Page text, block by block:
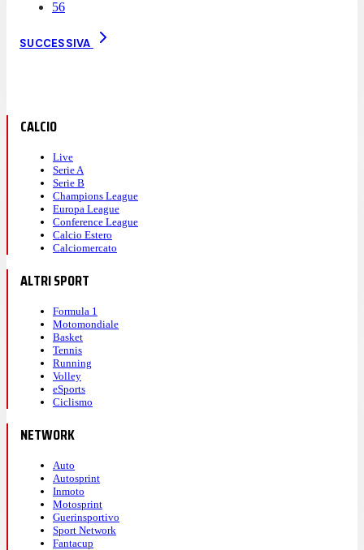
56
SUCCESSIVA
CALCIO
Live
Serie A
Serie B
Champions League
Europa League
Conference League
Calcio Estero
Calciomercato
ALTRI SPORT
Formula 1
Motomondiale
Basket
Tennis
Running
Volley
eSports
Ciclismo
NETWORK
Auto
Autosprint
Inmoto
Motosprint
Guerinsportivo
Sport Network
Fantacup